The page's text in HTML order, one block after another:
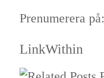
Prenumerera på:
LinkWithin